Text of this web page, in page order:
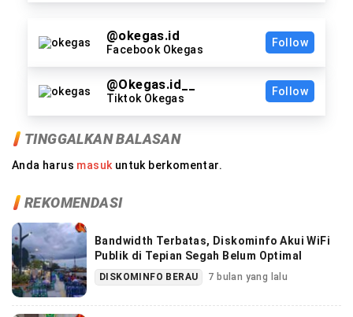
@okegas.id
Facebook Okegas
Follow
@Okegas.id__
Tiktok Okegas
Follow
TINGGALKAN BALASAN
Anda harus masuk untuk berkomentar.
REKOMENDASI
Bandwidth Terbatas, Diskominfo Akui WiFi
Publik di Tepian Segah Belum Optimal
DISKOMINFO BERAU 7 bulan yang lalu